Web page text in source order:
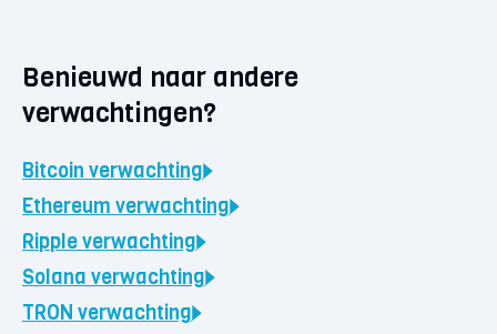
Benieuwd naar andere
verwachtingen?
Bitcoin verwachting
Ethereum verwachting
Rippleverwachting
Solana verwachting
TRON verwachting